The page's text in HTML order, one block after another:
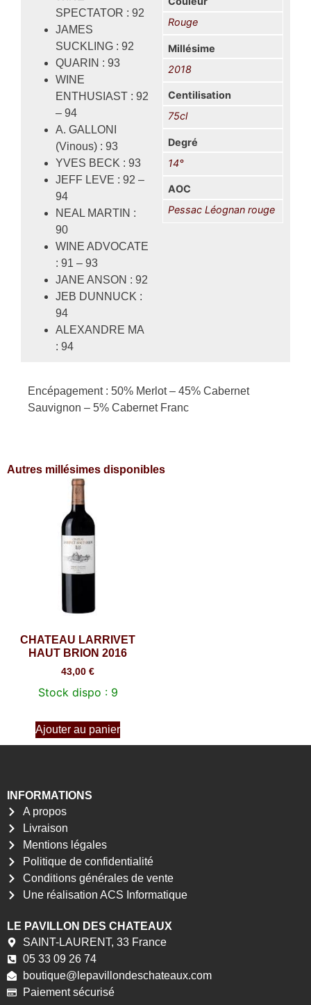
SPECTATOR : 92
JAMES
SUCKLING : 92
QUARIN : 93
WINE
ENTHUSIAST : 92
– 94
A. GALLONI
(Vinous) : 93
YVES BECK : 93
JEFF LEVE : 92 –
94
NEAL MARTIN :
90
WINE ADVOCATE
: 91 – 93
JANE ANSON : 92
JEB DUNNUCK :
94
ALEXANDRE MA
: 94
Rouge
Millésime
2018
Centilisation
75cl
Degré
14°
AOC
Pessac Léognan rouge
Encépagement : 50% Merlot – 45% Cabernet
Sauvignon – 5% Cabernet Franc
Autres millésimes disponibles
CHATEAU LARRIVET
HAUT BRION 2016
43,00 €
Stock dispo : 9
Ajouter au panier
INFORMATIONS
A propos
Livraison
Mentions légales
Politique de confidentialité
Conditions générales de vente
Une réalisation ACS Informatique
LE PAVILLON DES CHATEAUX
SAINT-LAURENT, 33 France
05 33 09 26 74
boutique@lepavillondeschateaux.com
Paiement sécurisé